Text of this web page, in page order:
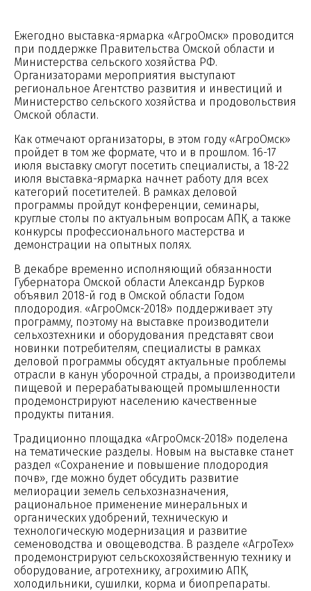
Ежегодно выставка-ярмарка «АгроОмск» проводится
при поддержке Правительства Омской области и
Министерства сельского хозяйства РФ.
Организаторами мероприятия выступают
региональное Агентство развития и инвестиций и
Министерство сельского хозяйства и продовольствия
Омской области.
Как отмечают организаторы, в этом году «АгроОмск»
пройдет в том же формате, что и в прошлом. 16-17
июля выставку смогут посетить специалисты, а 18-22
июля выставка-ярмарка начнет работу для всех
категорий посетителей. В рамках деловой
программы пройдут конференции, семинары,
круглые столы по актуальным вопросам АПК, а также
конкурсы профессионального мастерства и
демонстрации на опытных полях.
В декабре временно исполняющий обязанности
Губернатора Омской области Александр Бурков
объявил 2018-й год в Омской области Годом
плодородия. «АгроОмск-2018» поддерживает эту
программу, поэтому на выставке производители
сельхозтехники и оборудования представят свои
новинки потребителям, специалисты в рамках
деловой программы обсудят актуальные проблемы
отрасли в канун уборочной страды, а производители
пищевой и перерабатывающей промышленности
продемонстрируют населению качественные
продукты питания.
Традиционно площадка «АгроОмск-2018» поделена
на тематические разделы. Новым на выставке станет
раздел «Сохранение и повышение плодородия
почв», где можно будет обсудить развитие
мелиорации земель сельхозназначения,
рациональное применение минеральных и
органических удобрений, техническую и
технологическую модернизация и развитие
семеноводства и овощеводства. В разделе «АгроТех»
продемонстрируют сельскохозяйственную технику и
оборудование, агротехнику, агрохимию АПК,
холодильники, сушилки, корма и биопрепараты.